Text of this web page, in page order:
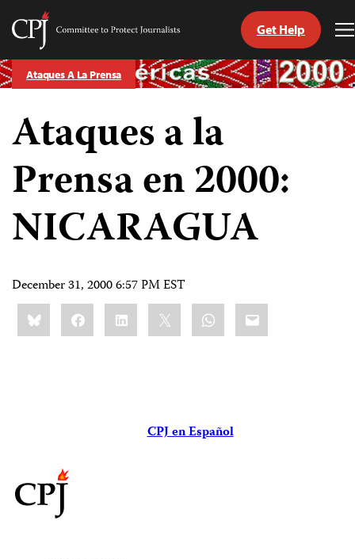
Skip
to
Committee
Protect
Journalists
Get Help
Ataques A La Prensa
Ataques a la
Prensa en 2000:
NICARAGUA
December 31, 2000 6:57 PM EST
Share
this:BlueskyFacebookLinkedIn WhatsApp
Email
CPJ en Español